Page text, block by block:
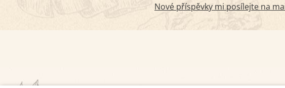
Nové příspěvky mi posílejte na